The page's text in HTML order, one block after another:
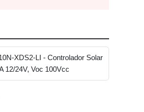
XDS2-LI - Controlador Solar
12/24V, Voc 100Vcc